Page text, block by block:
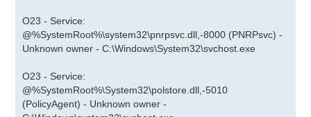
O23 - Service:
@%SystemRoot%\system32\pnrpsvc.dll,-8000 (PNRPsvc) -
Unknown owner - C:\Windows\System32\svchost.exe
O23 - Service:
@%SystemRoot%\System32\polstore.dll,-5010
(PolicyAgent) - Unknown owner -